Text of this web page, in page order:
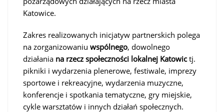
Katowice.
Zakres realizowanych inicjatyw partnerskich polega
na zorganizowaniu wspólnego, dowolnego
działania na rzecz społeczności lokalnej Katowictj.
pikniki i wydarzenia plenerowe, festiwale, imprezy
sportowe i rekreacyjne, wydarzenia muzyczne,
konferencje i spotkania tematyczne, gry miejskie,
cykle warsztatów i innych działań społecznych.